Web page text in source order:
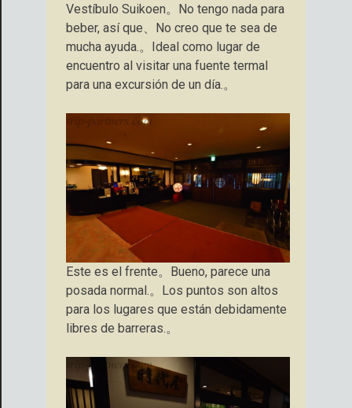
Vestíbulo Suikoen。No tengo nada para
beber, así que、No creo que te sea de
mucha ayuda.。Ideal como lugar de
encuentro al visitar una fuente termal
para una excursión de un día.。
Este es el frente。Bueno, parece una
posada normal.。Los puntos son altos
para los lugares que están debidamente
libres de barreras.。